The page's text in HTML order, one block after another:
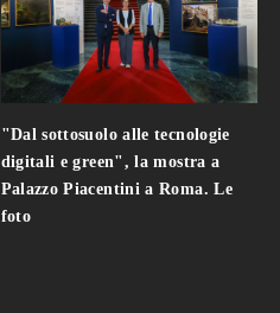
"Dal sottosuolo alle tecnologie
digitali e green", la mostra a
Palazzo Piacentini a Roma. Le
foto